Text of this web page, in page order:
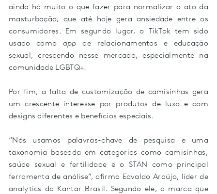
ainda há muito o que fazer para normalizar o ato da
masturbação, que até hoje gera ansiedade entre os
consumidores. Em segundo lugar, o TikTok tem sido
usado como app de relacionamentos e educação
sexual, crescendo nesse mercado, especialmente na
comunidade LGBTQ+.
Por fim, a falta de customização de camisinhas gera
um crescente interesse por produtos de luxo e com
designs diferentes e benefícios especiais.
“Nós usamos palavras-chave de pesquisa e uma
taxonomia baseada em categorias como camisinhas,
saúde sexual e fertilidade e o STAN como principal
ferramenta de análise”, afirma Edvaldo Araújo, líder de
analytics da Kantar Brasil. Segundo ele, a marca que